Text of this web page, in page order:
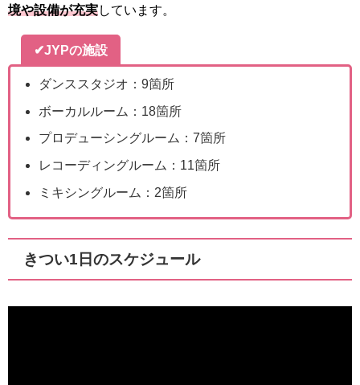
境や設備が充実しています。
✔JYPの施設
ダンススタジオ：9箇所
ボーカルルーム：18箇所
プロデューシングルーム：7箇所
レコーディングルーム：11箇所
ミキシングルーム：2箇所
きつい1日のスケジュール